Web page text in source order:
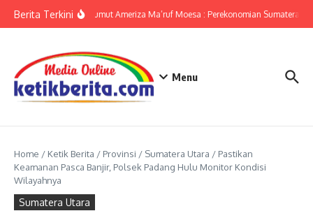
Berita TerkiniKPwBI Sumut Ameriza Ma’ruf Moesa : Perekonomian Sumatera
Menu
Home / Ketik Berita / Provinsi / Sumatera Utara / Pastikan
Keamanan Pasca Banjir, Polsek Padang Hulu Monitor Kondisi
Wilayahnya
Sumatera Utara